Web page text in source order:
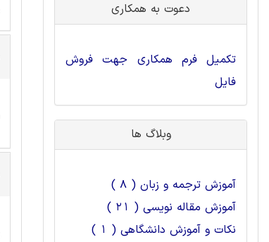
دعوت به همکاری
تکمیل فرم همکاری جهت فروش
فایل
وبلاگ ها
آموزش ترجمه و زبان ( 8 )
آموزش مقاله نویسی ( 21 )
نکات و آموزش دانشگاهی ( 1 )